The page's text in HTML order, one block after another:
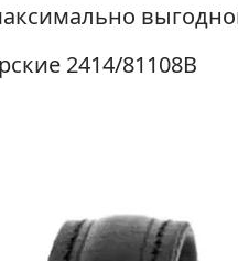
2414/81108B